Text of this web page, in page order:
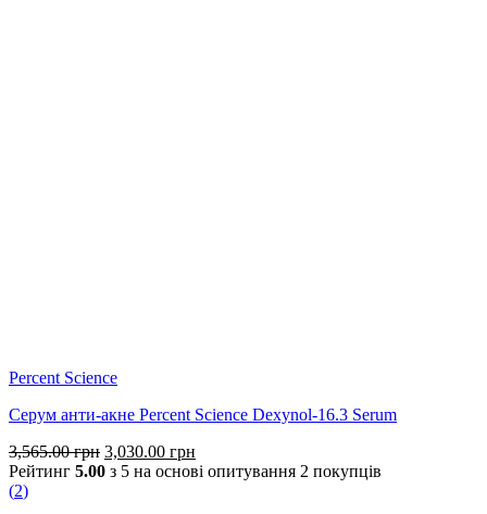
Percent Science
Серум анти-акне Percent Science Dexynol-16.3 Serum
3,565.00грн Оригінальна
ціна:
3,030.00 грн
ціна:
Рейтинг 5.00 з 5 на основі опитування 2 покупців
(2)